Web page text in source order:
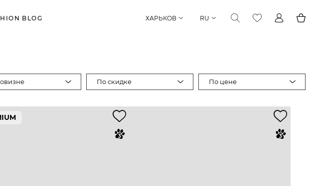
BLOG ХАРЬКОВ RU
По скидке По цене